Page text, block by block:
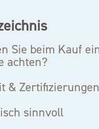
Sie beim Kauf
achten?
& Zertifizierungen
sinnvoll